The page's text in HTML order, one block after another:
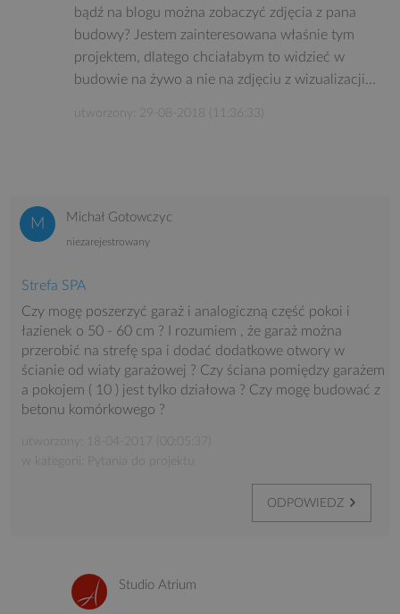
bądź na blogu można zobaczyć zdjęcia z pana
budowy? Jestem zainteresowana właśnie tym
projektem, dlatego chciałabym to widzieć w
budowie na żywo a nie na zdjęciu z wizualizacji...
utworzony: 29-08-2018 (11:36:33)
Michał Gotowczyc
niezarejestrowany
Strefa SPA
Czy mogę poszerzyć garaż i analogiczną część pokoi i
łazienek o 50 - 60 cm ? I rozumiem , że garaż można
przerobić na strefę spa i dodać dodatkowe otwory w
ścianie od wiaty garażowej ? Czy ściana pomiędzy garażem
a pokojem ( 10 ) jest tylko działowa ? Czy mogę budować z
betonu komórkowego ?
utworzony: 18-04-2017 (00:05:37)
w kategorii: Pytania do projektu
ODPOWIEDZ
Studio Atrium